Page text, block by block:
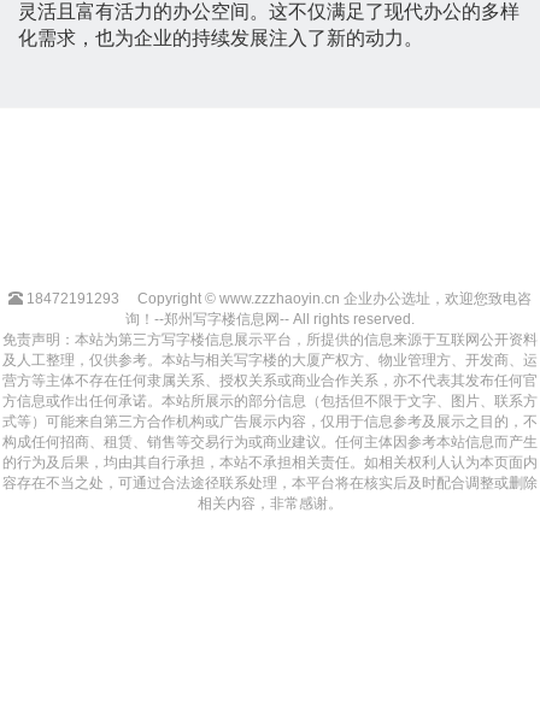
灵活且富有活力的办公空间。这不仅满足了现代办公的多样
化需求，也为企业的持续发展注入了新的动力。
18472191293
Copyright © www.zzzhaoyin.cn 企业办公选址，欢迎您致电咨
询！--郑州写字楼信息网-- All rights reserved.
免责声明：本站为第三方写字楼信息展示平台，所提供的信息来源于互联网公开资料
及人工整理，仅供参考。本站与相关写字楼的大厦产权方、物业管理方、开发商、运
营方等主体不存在任何隶属关系、授权关系或商业合作关系，亦不代表其发布任何官
方信息或作出任何承诺。本站所展示的部分信息（包括但不限于文字、图片、联系方
式等）可能来自第三方合作机构或广告展示内容，仅用于信息参考及展示之目的，不
构成任何招商、租赁、销售等交易行为或商业建议。任何主体因参考本站信息而产生
的行为及后果，均由其自行承担，本站不承担相关责任。如相关权利人认为本页面内
容存在不当之处，可通过合法途径联系处理，本平台将在核实后及时配合调整或删除
相关内容，非常感谢。